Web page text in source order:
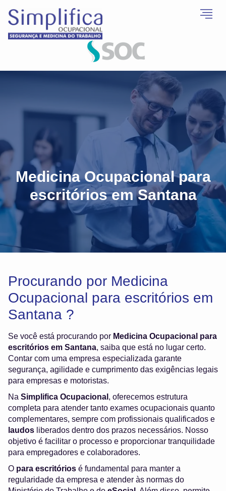
Medicina Ocupacional para
escritórios em Santana
Procurando por Medicina
Ocupacional para escritórios em
Santana ?
Se você está procurando por Medicina Ocupacional para
escritórios em Santana, saiba que está no lugar certo.
Contar com uma empresa especializada garante
segurança, agilidade e cumprimento das exigências legais
para empresas e motoristas.
Na Simplifica Ocupacional , oferecemos estrutura
completa para atender tanto exames ocupacionais quanto
complementares, sempre com profissionais qualificados e
laudos liberados dentro dos prazos necessários. Nosso
objetivo é facilitar o processo e proporcionar tranquilidade
para empregadores e colaboradores.
O para escritórios é fundamental para manter a
regularidade da empresa e atender às normas do